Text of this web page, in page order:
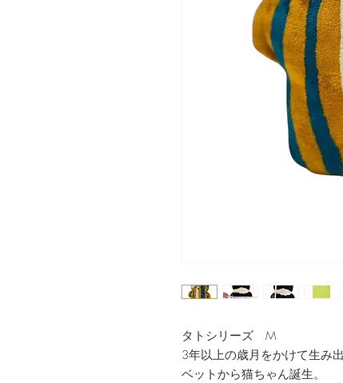
タトシリーズ M
3年以上の歳月をかけて生み
ベットから猫ちゃん誕生。